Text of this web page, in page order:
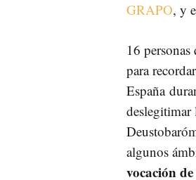
GRAPO, y
16
para
España
deslegitimar
algunos
vocación